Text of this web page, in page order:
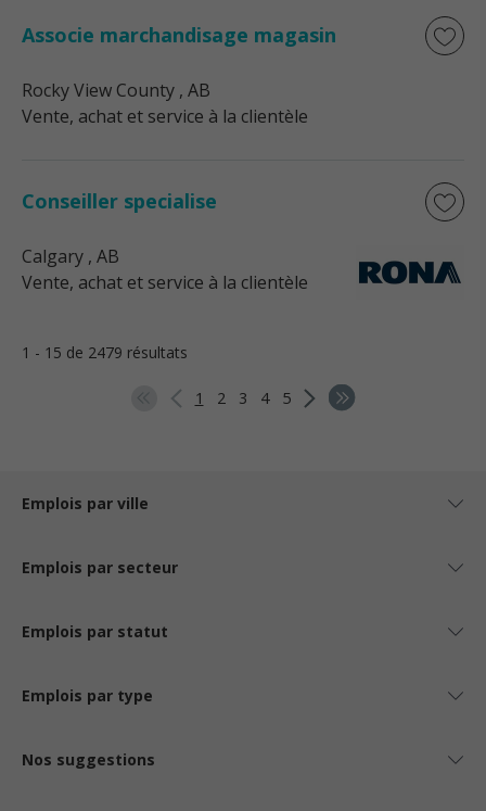
Associe marchandisage magasin
Rocky View County , AB
Vente, achat et service à la clientèle
Conseiller specialise
Calgary , AB
Vente, achat et service à la clientèle
1 - 15 de 2479 résultats
1 2 3 4 5
Emplois par ville
Emplois par secteur
Emplois par statut
Emplois par type
Nos suggestions